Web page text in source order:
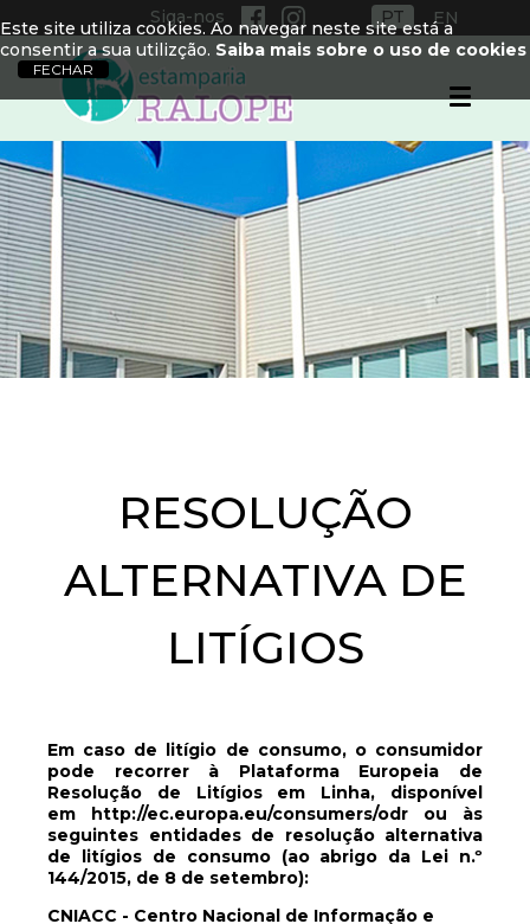
Siga-nos PT EN
RESOLUÇÃO
ALTERNATIVA DE
LITÍGIOS
Em caso de litígio de consumo, o consumidor
pode recorrer à Plataforma Europeia de
Resolução de Litígios em Linha, disponível
em http://ec.europa.eu/consumers/odr ou às
seguintes entidades de resolução alternativa
de litígios de consumo (ao abrigo da Lei n.º
144/2015, de 8 de setembro):
CNIACC - Centro Nacional de Informação e
Este site utiliza cookies. Ao navegar neste site está a
consentir a sua utilizção. Saiba mais sobre o uso de cookies